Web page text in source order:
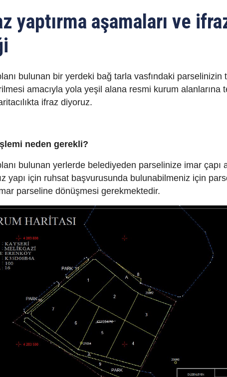
yaptırma aşamaları ve
bulunan bir yerdeki bağ tarla vasfındaki parselinizin
amacıyla yola yeşil alana resmi kurum alanlarına
ifraz diyoruz.
neden gerekli?
bulunan yerlerde belediyeden parselinize imar çapı
yapı için ruhsat başvurusunda bulunabilmeniz için
parseline dönüşmesi gerekmektedir.